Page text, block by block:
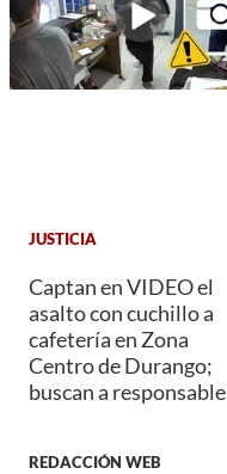
JUSTICIA
Captan en VIDEO el
asalto con cuchillo a
cafetería en Zona
Centro de Durango;
buscan a responsable
REDACCIÓN WEB